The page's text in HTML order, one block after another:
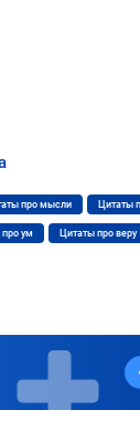
про мысли Цитаты
про ум Цитаты про веру